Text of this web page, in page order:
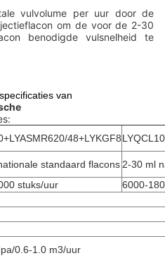
vulvolume per uur door de
om de voor de 2-30
benodigde vulsnelheid te
van
48+LYKGF8
standaard flacons 2-30 ml
stuks/uur
6000-
0.6-1.0 m3/uur